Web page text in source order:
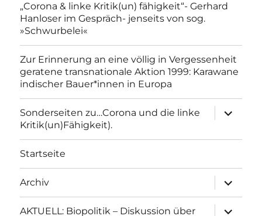
„Corona & linke Kritik(un) fähigkeit“- Gerhard
Hanloser im Gespräch- jenseits von sog.
»Schwurbelei«
Zur Erinnerung an eine völlig in Vergessenheit
geratene transnationale Aktion 1999: Karawane
indischer Bauer*innen in Europa
Sonderseiten zu…Corona und die linke
Kritik(un)Fähigkeit).
anzeigen
Startseite
Archiv
anzeigen
AKTUELL: Biopolitik – Diskussion über